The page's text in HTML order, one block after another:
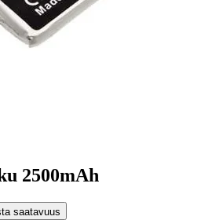
2500mAh
saatavuus